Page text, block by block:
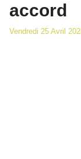
accord
Vendredi 25 Avril